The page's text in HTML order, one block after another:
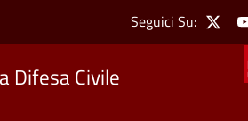
Social
Seguici Su: X
Difesa Civile